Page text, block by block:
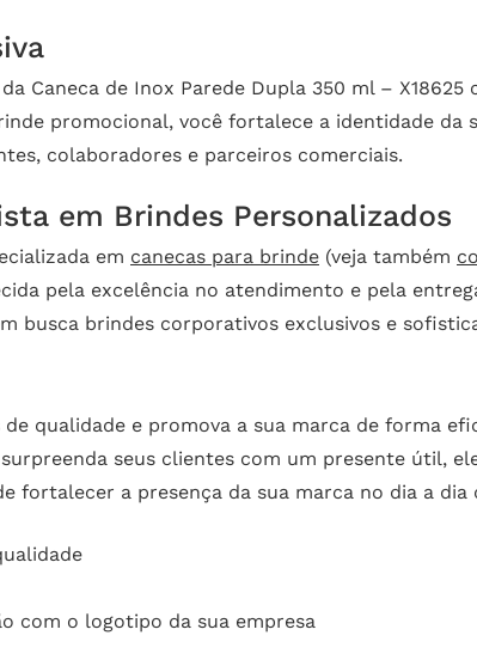
Caneca de Inox Parede Dupla 350 ml –
promocional, você fortalece a identidade da
colaboradores e parceiros comerciais.
em Brindes Personalizados
em canecas para brinde (veja também
pela excelência no atendimento e pela
busca brindes corporativos exclusivos e
qualidade e promova a sua marca de forma
surpreenda seus clientes com um presente útil,
fortalecer a presença da sua marca no dia a dia
com o logotipo da sua empresa